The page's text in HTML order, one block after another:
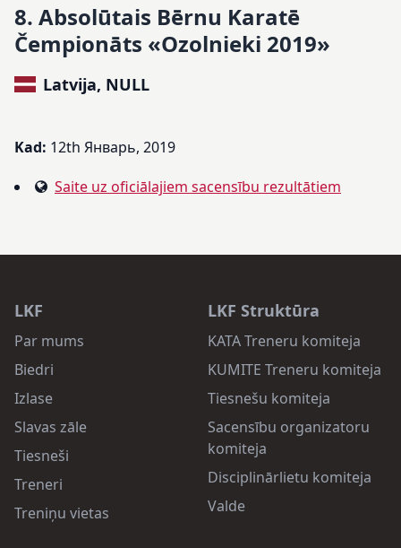
8. Absolūtais Bērnu Karatē
Čempionāts «Ozolnieki 2019»
Latvija, NULL
Kad: 12th Январь, 2019
Saite uz oficiālajiem sacensību rezultātiem
LKF
Par mums
Biedri
Izlase
Slavas zāle
Tiesneši
Treneri
Treniņu vietas
LKF Struktūra
KATA Treneru komiteja
KUMITE Treneru komiteja
Tiesnešu komiteja
Sacensību organizatoru
komiteja
Disciplinārlietu komiteja
Valde